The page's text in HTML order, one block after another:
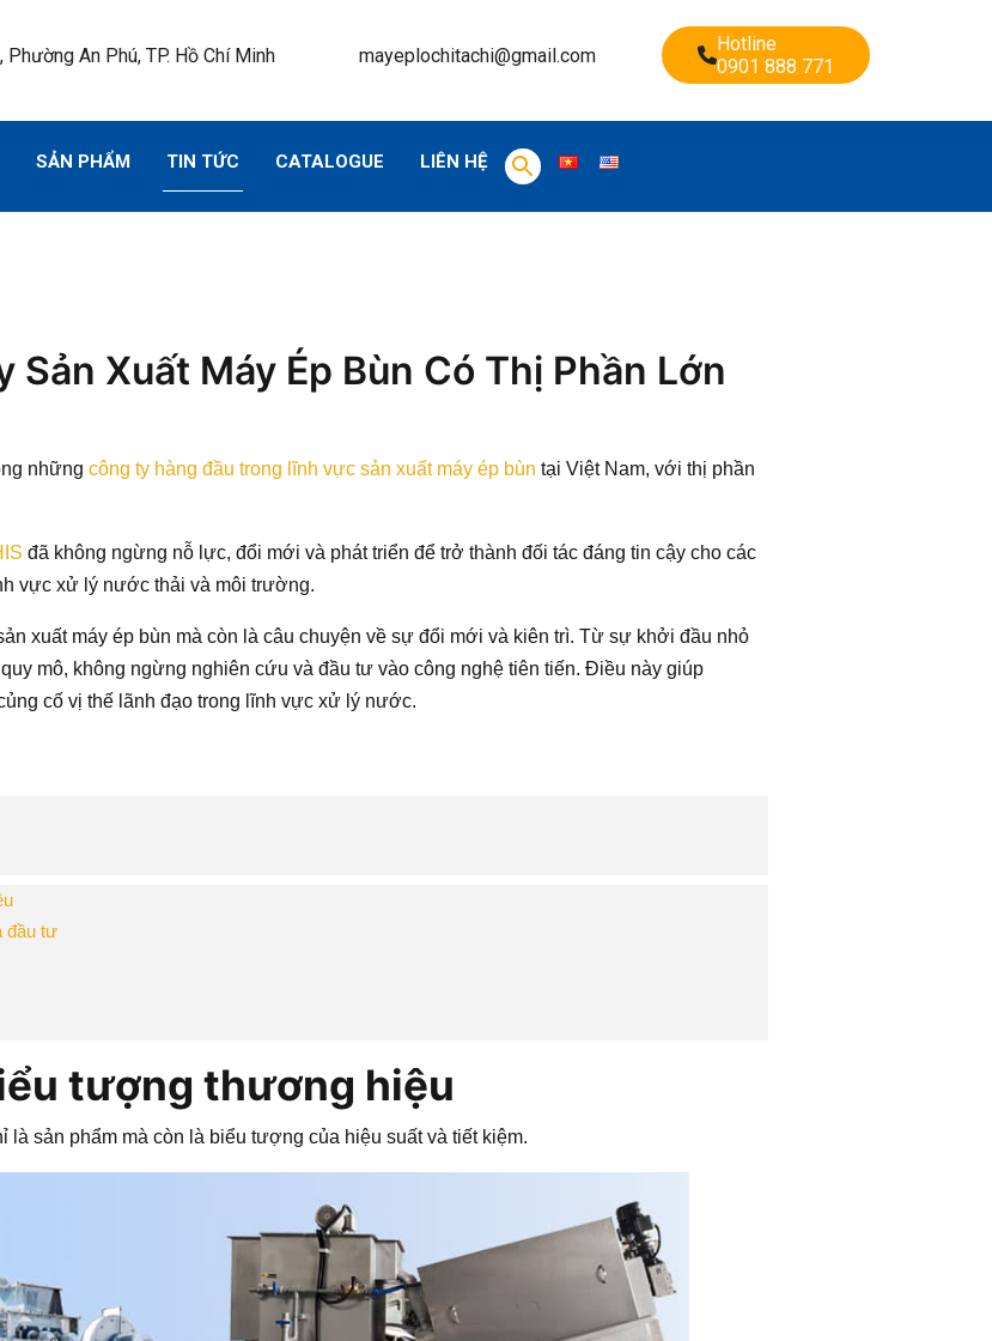
An Phú, TP. Hồ Chí Minh mayeplochitachi@gmail.com
Hotline
0901 888 771
SẢN PHẨM TIN TỨC CATALOGUE LIÊN HỆ
Sản Xuất Máy Ép Bùn Có Thị Phần Lớn
những công ty hàng đầu trong lĩnh vực sản xuất máy ép bùn tại Việt Nam, với thị phần
đã không ngừng nỗ lực, đổi mới và phát triển để trở thành đối tác đáng tin cậy cho các
vực xử lý nước thải và môi trường.
xuất máy ép bùn mà còn là câu chuyện về sự đổi mới và kiên trì. Từ sự khởi đầu nhỏ
mô, không ngừng nghiên cứu và đầu tư vào công nghệ tiên tiến. Điều này giúp
cố vị thế lãnh đạo trong lĩnh vực xử lý nước.
đầu tư
tượng thương hiệu
là sản phẩm mà còn là biểu tượng của hiệu suất và tiết kiệm.